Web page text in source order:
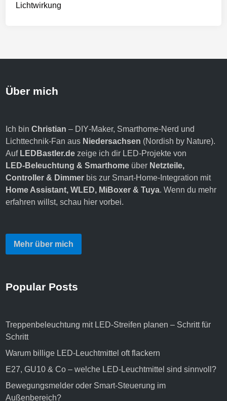
Lichtwirkung
Über mich
Ich binChristian – DIY‑Maker, Smarthome‑Nerd und
Lichttechnik‑Fan aus Niedersachsen (Nordish by Nature).
Auf LEDBastler.de zeige ich dir LED‑Projekte von
LED‑Beleuchtung & Smarthome über Netzteile,
Controller & Dimmer bis zur Smart‑Home‑Integration mit
Home Assistant, WLED, MiBoxer & Tuya. Wenn du mehr
erfahren willst,schau hier vorbei.
Mehr über mich
Popular Posts
Treppenbeleuchtung mit LED-Streifen planen – Schritt für
Schritt
Warum billige LED-Leuchtmittel oft flackern
E27, GU10 & Co – welche LED-Leuchtmittel sind sinnvoll?
Bewegungsmelder oder Smart-Steuerung im
Außenbereich?